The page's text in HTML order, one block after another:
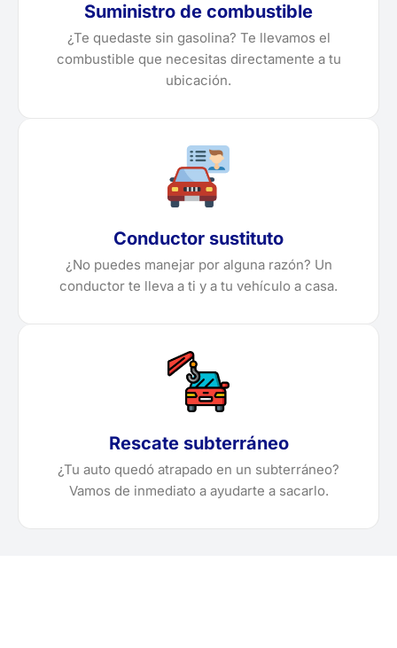
Suministro de combustible
¿Te quedaste sin gasolina? Te llevamos el
combustible que necesitas directamente a tu
ubicación.
Conductor sustituto
¿No puedes manejar por alguna razón? Un
conductor te lleva a ti y a tu vehículo a casa.
Rescate subterráneo
¿Tu auto quedó atrapado en un subterráneo?
Vamos de inmediato a ayudarte a sacarlo.